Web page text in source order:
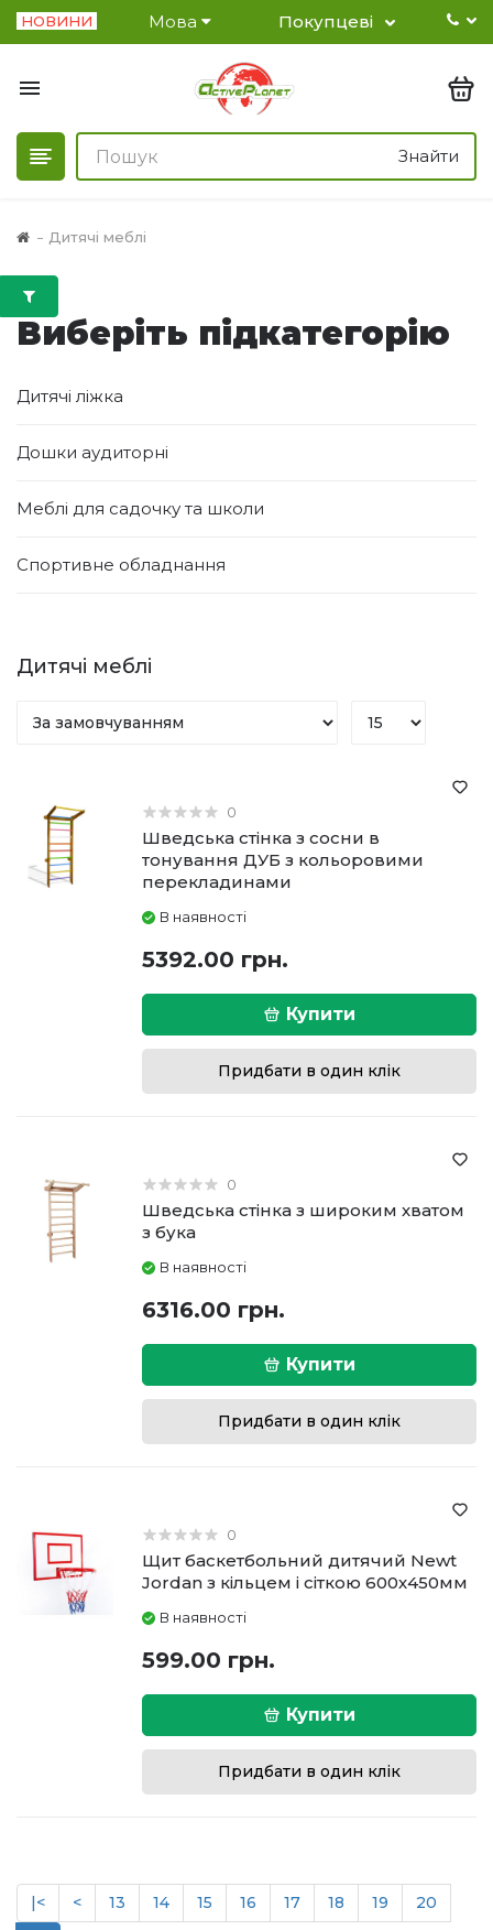
НОВИНИ Мова Покупцеві
Знайти
Дитячі меблі
Виберіть підкатегорію
Дитячі ліжка
Дошки аудиторні
Меблі для садочку та школи
Спортивне обладнання
Дитячі меблі
0
Шведська стінка з сосни в
тонування ДУБ з кольоровими
перекладинами
В наявності
5392.00 грн.
Купити
Придбати в один клік
0
Шведська стінка з широким хватом
з бука
В наявності
6316.00 грн.
Купити
Придбати в один клік
0
Щит баскетбольний дитячий Newt
Jordan з кільцем і сіткою 600х450мм
В наявності
599.00 грн.
Купити
Придбати в один клік
|< < 13 14 15 16 17 18 19
20